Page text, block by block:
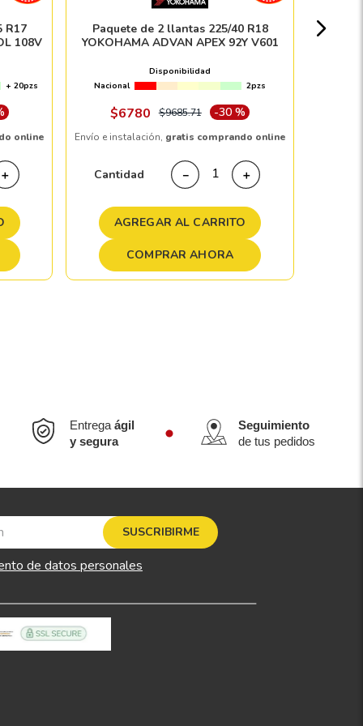
R17
108V
+ 20pzs
online
＋
Paquete de 2 llantas 225/40 R18
YOKOHAMA ADVAN APEX 92Y V601
Disponibilidad
Nacional
2pzs
$6780 $9685.71 -30 %
Envío e instalación, gratis comprando online
Cantidad ＋
－
AGREGAR AL CARRITO
COMPRAR AHORA
Entregaágil
y segura
Seguimiento
de tus pedidos
SUSCRIBIRME
de datos personales